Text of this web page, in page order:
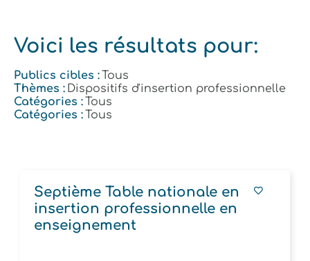
Voici les résultats pour:
Publics cibles : Tous
Thèmes : Dispositifs d'insertion professionnelle
Catégories : Tous
Catégories : Tous
Septième Table nationale en
insertion professionnelle en
enseignement